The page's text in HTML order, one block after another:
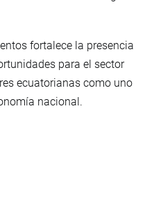
fortalece la presencia
para el sector
ecuatorianas como uno
nacional.